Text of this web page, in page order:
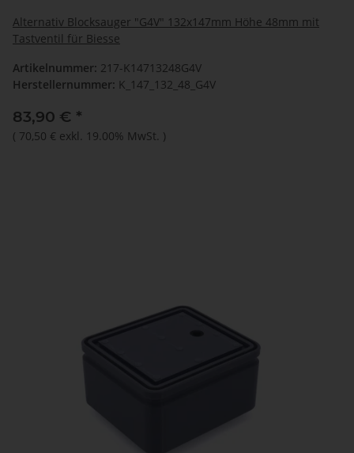
Alternativ Blocksauger "G4V" 132x147mm Höhe 48mm mit
Tastventil für Biesse
Artikelnummer: 217-K14713248G4V
Herstellernummer: K_147_132_48_G4V
83,90 € *
( 70,50 € exkl. 19.00% MwSt. )